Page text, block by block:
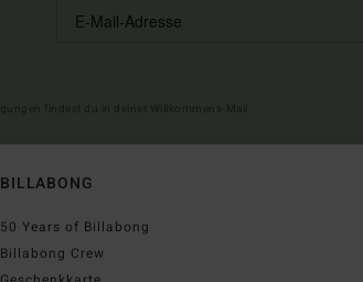
BILLABONG
50 Years of Billabong
Billabong Crew